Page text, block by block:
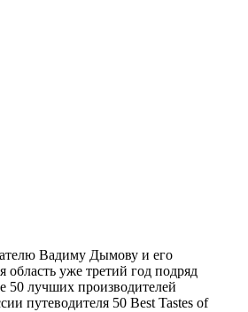
Вадиму Дымову и его
уже третий год подряд
50 лучших производителей
путеводителя 50 Best Tastes of